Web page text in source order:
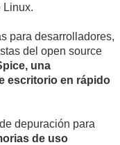
Linux.
para desarrolladores,
del open source
una
escritorio en rápido
depuración para
de uso